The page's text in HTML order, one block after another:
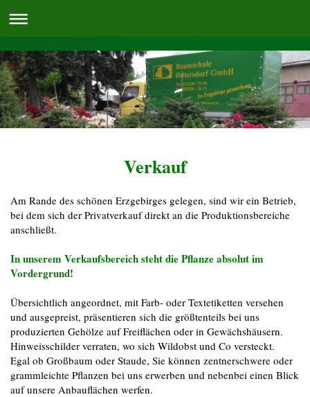
Verkauf
Am Rande des schönen Erzgebirges gelegen, sind wir ein Betrieb,
bei dem sich der Privatverkauf direkt an die Produktionsbereiche
anschließt.
In unserem Verkaufsbereich steht die Pflanze absolut im
Vordergrund!
Übersichtlich angeordnet, mit Farb- oder Textetiketten versehen
und ausgepreist, präsentieren sich die größtenteils bei uns
produzierten Gehölze auf Freiflächen oder in Gewächshäusern.
Hinweisschilder verraten, wo sich Wildobst und Co versteckt.
Egal ob Großbaum oder Staude, Sie können zentnerschwere oder
grammleichte Pflanzen bei uns erwerben und nebenbei einen Blick
auf unsere Anbauflächen werfen.